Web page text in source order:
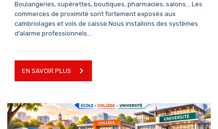
Boulangeries, supérettes, boutiques, pharmacies, salons… Les
commerces de proximité sont fortement exposés aux
cambriolages et vols de caisse.Nous installons des systèmes
d’alarme professionnels…
EN SAVOIR PLUS